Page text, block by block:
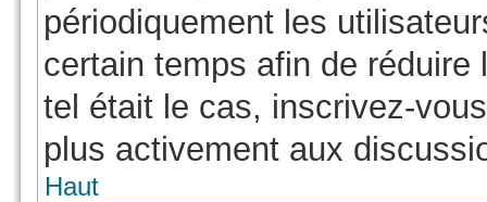
périodiquement les
certain temps afin de
tel était le cas, inscrivez-
plus activement aux
Haut